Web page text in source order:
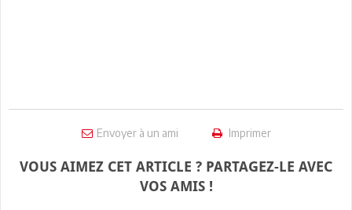
Envoyer à un ami Imprimer
VOUS AIMEZ CET ARTICLE ? PARTAGEZ-LE AVEC
VOS AMIS !